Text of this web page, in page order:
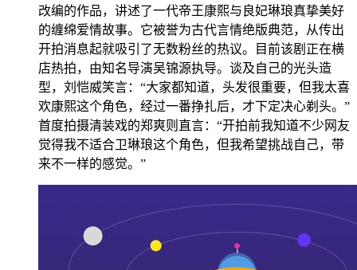
改编的作品，讲述了一代帝王康熙与良妃琳琅真挚美好
的缠绵爱情故事。它被誉为古代言情绝版典范，从传出
开拍消息起就吸引了无数粉丝的热议。目前该剧正在横
店热拍，由知名导演吴锦源执导。谈及自己的光头造
型，刘恺威笑言：“大家都知道，头发很重要，但我太喜
欢康熙这个角色，经过一番挣扎后，才下定决心剃头。”
首度拍摄清装戏的郑爽则直言：“开拍前我知道不少网友
觉得我不适合卫琳琅这个角色，但我希望挑战自己，带
来不一样的感觉。”